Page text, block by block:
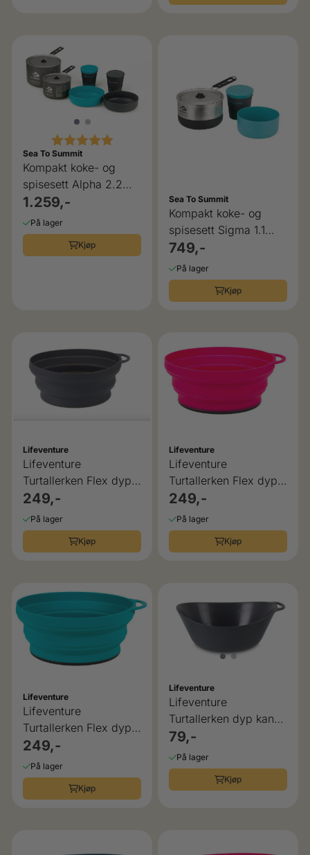
Karakter: 5.0 av 5 mulige
Sea To Summit
Kompakt koke- og
spisesett Alpha 2.2
Sea to Summit
1.259,-
På lager
Kjøp
Sea To Summit
Kompakt koke- og
spisesett Sigma 1.1
Sea to Summit
749,-
På lager
Kjøp
Lifeventure
Lifeventure
Turtallerken Flex dyp
foldbar
249,-
På lager
Kjøp
Lifeventure
Lifeventure
Turtallerken Flex dyp
foldbar
249,-
På lager
Kjøp
Lifeventure
Lifeventure
Turtallerken Flex dyp
foldbar
249,-
På lager
Kjøp
Lifeventure
Lifeventure
Turtallerken dyp kan
henges på sekken
79,-
På lager
Kjøp